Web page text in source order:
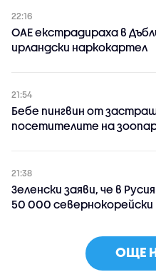
22:16
ОАЕ екстрадираха в
ирландски наркокартел
21:54
Бебе пингвин от
посетителите на
21:38
Зеленски заяви, че в
50 000 севернокорейски
ОЩЕ